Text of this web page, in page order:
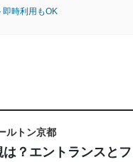
即時利用もOK
ルトン京都
？エントランスと